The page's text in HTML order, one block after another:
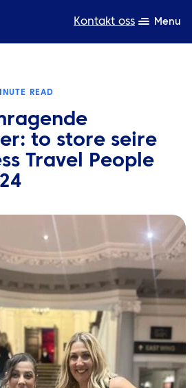
Kontakt oss Menu
Kontakt oss
READ
to store seire
Travel People